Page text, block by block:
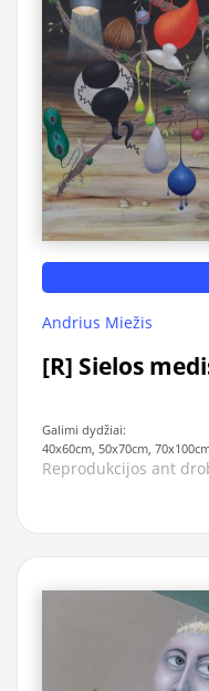
Andrius Miežis
[R] Sielos
Galimi dydžiai:
40x60cm, 50x70cm,
Reprodukcijos ant